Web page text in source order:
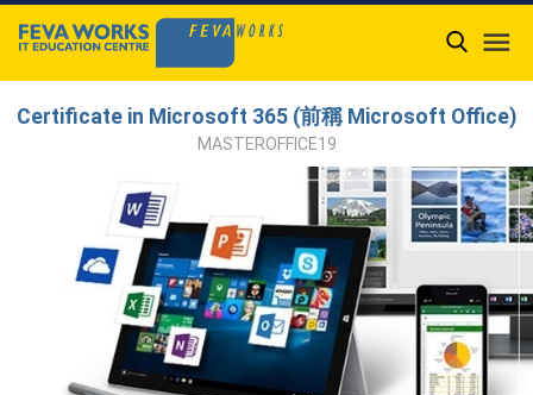

Certificate in Microsoft 365 (前稱 Microsoft Office)
MASTEROFFICE19